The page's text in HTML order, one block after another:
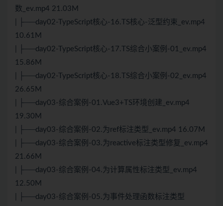
数_ev.mp4 21.03M
| ├──day02-TypeScript核心-16.TS核心-泛型约束_ev.mp4
10.61M
| ├──day02-TypeScript核心-17.TS综合小案例-01_ev.mp4
15.86M
| ├──day02-TypeScript核心-18.TS综合小案例-02_ev.mp4
26.65M
| ├──day03-综合案例-01.Vue3+TS环境创建_ev.mp4
19.30M
| ├──day03-综合案例-02.为ref标注类型_ev.mp4 16.07M
| ├──day03-综合案例-03.为reactive标注类型修复_ev.mp4
21.66M
| ├──day03-综合案例-04.为计算属性标注类型_ev.mp4
12.50M
| ├──day03-综合案例-05.为事件处理函数标注类型